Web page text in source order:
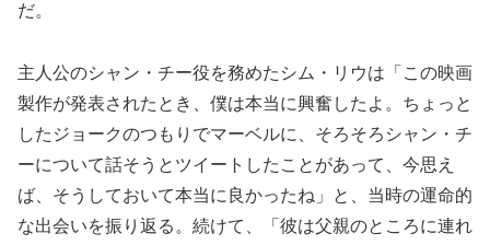
だ。
主人公のシャン・チー役を務めたシム・リウは「この映画
製作が発表されたとき、僕は本当に興奮したよ。ちょっと
したジョークのつもりでマーベルに、そろそろシャン・チ
ーについて話そうとツイートしたことがあって、今思え
ば、そうしておいて本当に良かったね」と、当時の運命的
な出会いを振り返る。続けて、「彼は父親のところに連れ